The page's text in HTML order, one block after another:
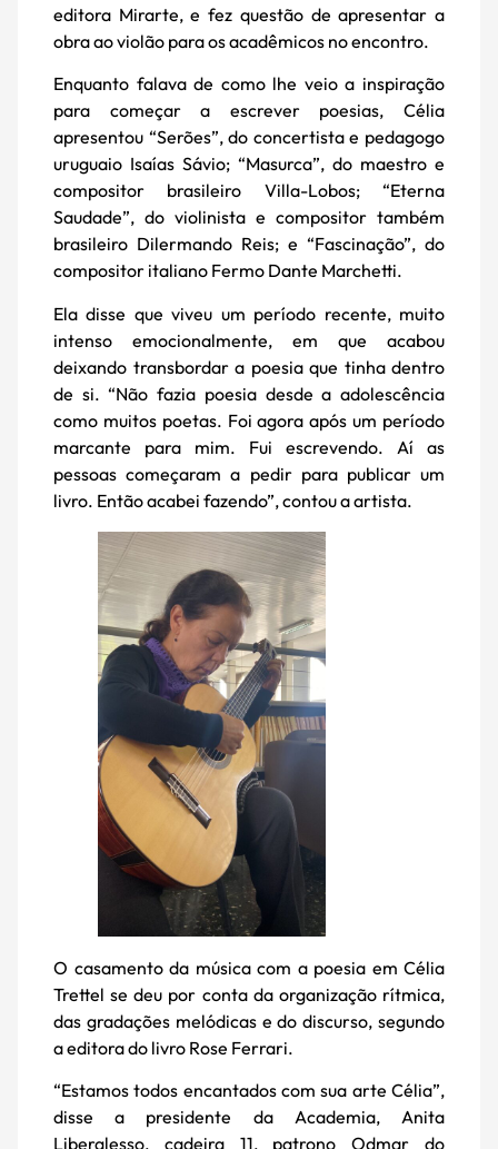
editora Mirarte, e fez questão de apresentar a
obra ao violão para os acadêmicos no encontro.
Enquanto falava de como lhe veio a inspiração
para começar a escrever poesias, Célia
apresentou “Serões”, do concertista e pedagogo
uruguaio Isaías Sávio; “Masurca”, do maestro e
compositor brasileiro Villa-Lobos; “Eterna
Saudade”, do violinista e compositor também
brasileiro Dilermando Reis; e “Fascinação”, do
compositor italiano Fermo Dante Marchetti.
Ela disse que viveu um período recente, muito
intenso emocionalmente, em que acabou
deixando transbordar a poesia que tinha dentro
de si. “Não fazia poesia desde a adolescência
como muitos poetas. Foi agora após um período
marcante para mim. Fui escrevendo. Aí as
pessoas começaram a pedir para publicar um
livro. Então acabei fazendo”, contou a artista.
O casamento da música com a poesia em Célia
Trettel se deu por conta da organização rítmica,
das gradações melódicas e do discurso, segundo
a editora do livro Rose Ferrari.
“Estamos todos encantados com sua arte Célia”,
disse a presidente da Academia, Anita
Liberalesso, cadeira 11, patrono Odmar do